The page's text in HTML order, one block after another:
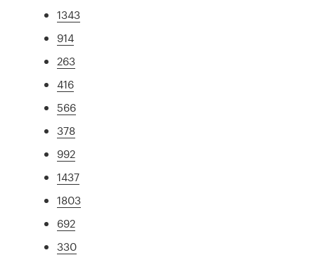
1343
914
263
416
566
378
992
1437
1803
692
330